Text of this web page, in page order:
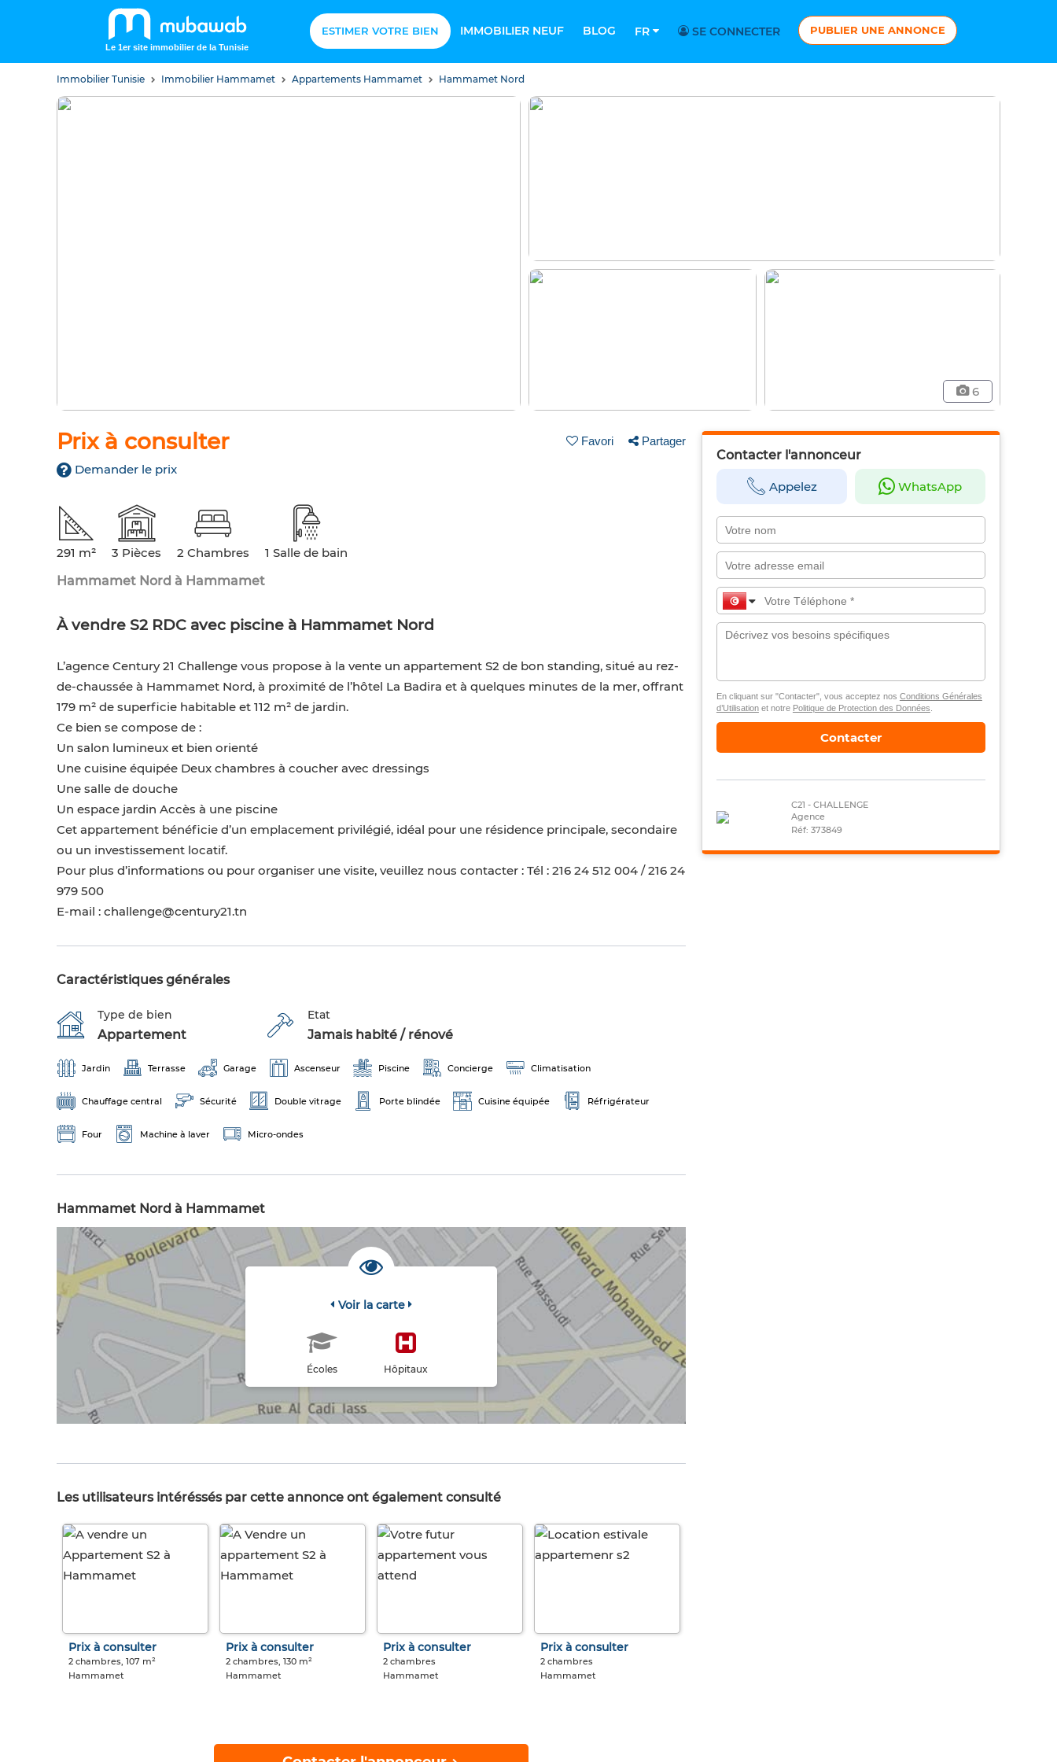
Le 1er site immobilier de la Tunisie
ESTIMER VOTRE BIEN IMMOBILIER NEUF BLOG FR SE CONNECTER PUBLIER UNE ANNONCE
Immobilier Tunisie Immobilier Hammamet Appartements Hammamet Hammamet Nord
6
Prix à consulter Favori Partager
Demander le prix
291 m² 3 Pièces 2 Chambres
1 Salle de bain
Hammamet Nord à Hammamet
À vendre S2 RDC avec piscine à Hammamet Nord
L’agence Century 21 Challenge vous propose à la vente un appartement S2 de bon standing, situé au rez-
de-chaussée à Hammamet Nord, à proximité de l’hôtel La Badira et à quelques minutes de la mer, offrant
179 m² de superficie habitable et 112 m² de jardin.
Ce bien se compose de :
Un salon lumineux et bien orienté
Une cuisine équipée Deux chambres à coucher avec dressings
Une salle de douche
Un espace jardin Accès à une piscine
Cet appartement bénéficie d’un emplacement privilégié, idéal pour une résidence principale, secondaire
ou un investissement locatif.
Pour plus d’informations ou pour organiser une visite, veuillez nous contacter : Tél : 216 24 512 004 / 216 24
979 500
E-mail : challenge@century21.tn
Caractéristiques générales
Type de bien
Appartement
Etat
Jamais habité / rénové
Jardin Terrasse Garage Ascenseur Piscine Concierge Climatisation
Chauffage central Sécurité Double vitrage Porte blindée Cuisine équipée Réfrigérateur
Four Machine à laver Micro-ondes
Hammamet Nord à Hammamet
Voir la carte
Écoles Hôpitaux
Les utilisateurs intéréssés par cette annonce ont également consulté
Prix à consulter
2 chambres, 107 m²
Hammamet
Prix à consulter
2 chambres, 130 m²
Hammamet
Prix à consulter
2 chambres
Hammamet
Prix à consulter
2 chambres
Hammamet
Contacter l'annonceur
Appelez WhatsApp
En cliquant sur "Contacter", vous acceptez nos Conditions Générales
d’Utilisationet notre Politique de Protection des Données
Contacter
C21 - CHALLENGE
Agence
Réf: 373849